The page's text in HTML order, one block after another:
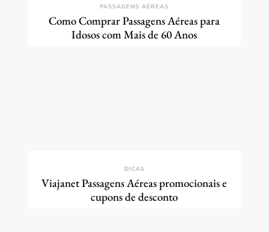
PASSAGENS AÉREAS
Como Comprar Passagens Aéreas para
Idosos com Mais de 60 Anos
DICAS
Viajanet Passagens Aéreas promocionais e
cupons de desconto